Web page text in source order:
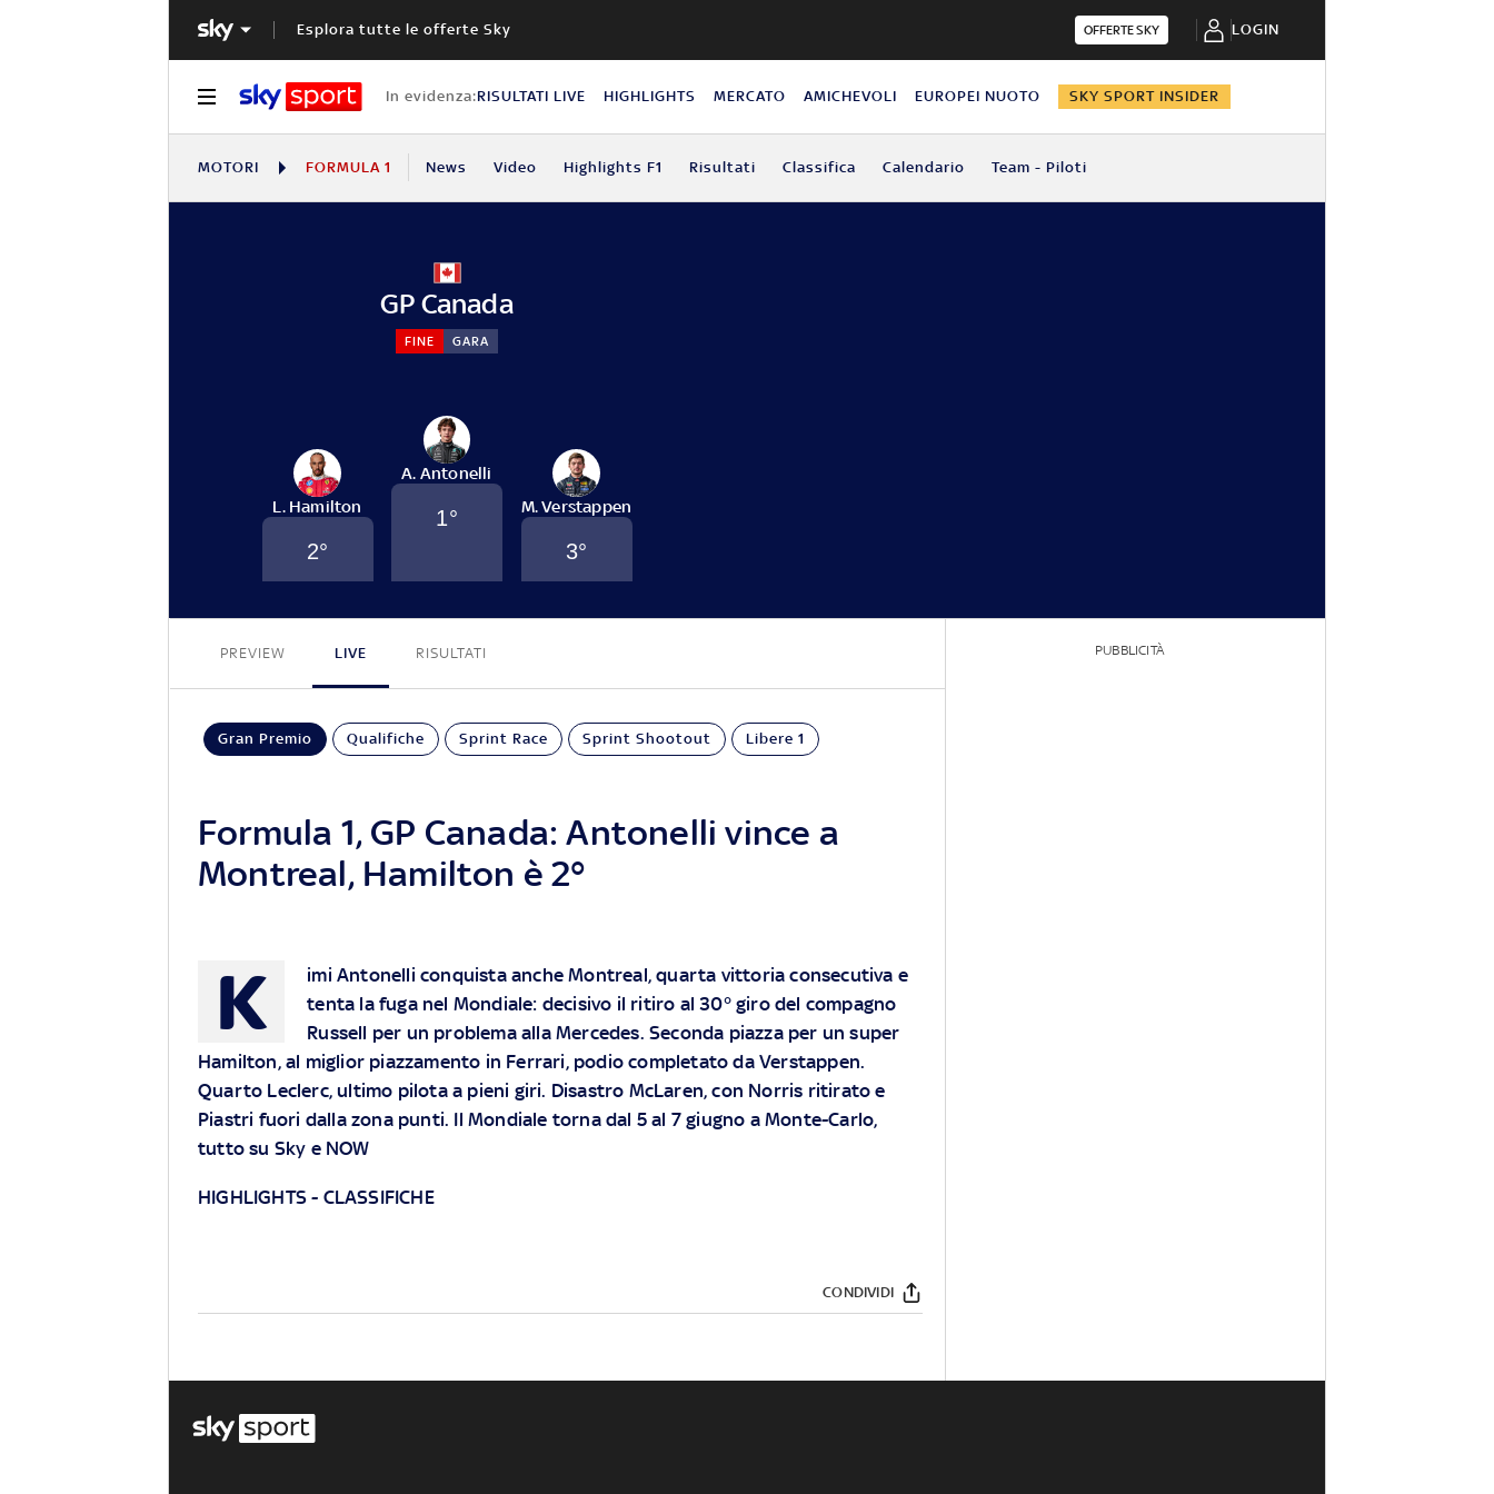
Esplora tutte le offerte Sky OFFERTE SKY LOGIN
In evidenza:RISULTATI LIVE HIGHLIGHTS MERCATO AMICHEVOLI EUROPEI NUOTO SKY SPORT INSIDER
MOTORI FORMULA 1 News Video Highlights F1 Risultati Classifica Calendario Team - Piloti
GP Canada
FINE GARA
A. Antonelli
1°
L. Hamilton
2°
M. Verstappen
3°
PREVIEW LIVE RISULTATI
Gran Premio Qualifiche Sprint Race Sprint Shootout Libere 1
Formula 1, GP Canada: Antonelli vince a
Montreal, Hamilton è 2°
K
imi Antonelli conquista anche Montreal, quarta vittoria consecutiva e
tenta la fuga nel Mondiale: decisivo il ritiro al 30° giro del compagno
Russell per un problema alla Mercedes. Seconda piazza per un super
Hamilton, al miglior piazzamento in Ferrari, podio completato da Verstappen.
Quarto Leclerc, ultimo pilota a pieni giri. Disastro McLaren, con Norris ritirato e
Piastri fuori dalla zona punti. Il Mondiale torna dal 5 al 7 giugno a Monte-Carlo,
tutto su Sky e NOW
HIGHLIGHTS - CLASSIFICHE
CONDIVIDI
PUBBLICITÀ